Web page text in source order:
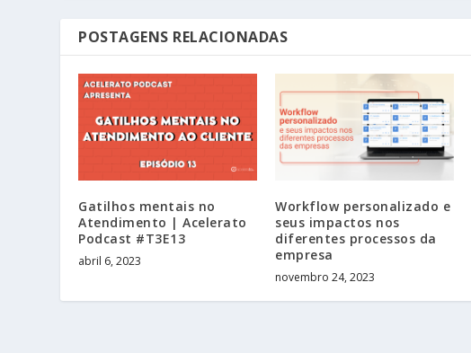
POSTAGENS RELACIONADAS
Gatilhos mentais no
Atendimento | Acelerato
Podcast #T3E13
abril 6, 2023
Workflow personalizado e
seus impactos nos
diferentes processos da
empresa
novembro 24, 2023